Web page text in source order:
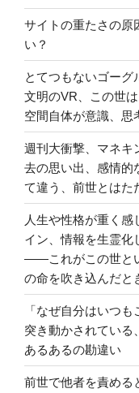
サイトの重たさの原
い？
とてつもないゴー
文明のVR、この世
空間自体が意識、思
週刊大衝撃、マネキ
去の思い出、感情的
て違う、前世とはた
人生や性格が重く
イン、情報を生霊化
――これがこの世と
の命を吹き込んだと
「なぜ自分はいつ
突き動かされている
あるあるの勘違い
前世で他者を責める